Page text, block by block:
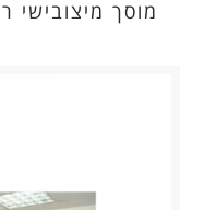
מוסך מיצובישי